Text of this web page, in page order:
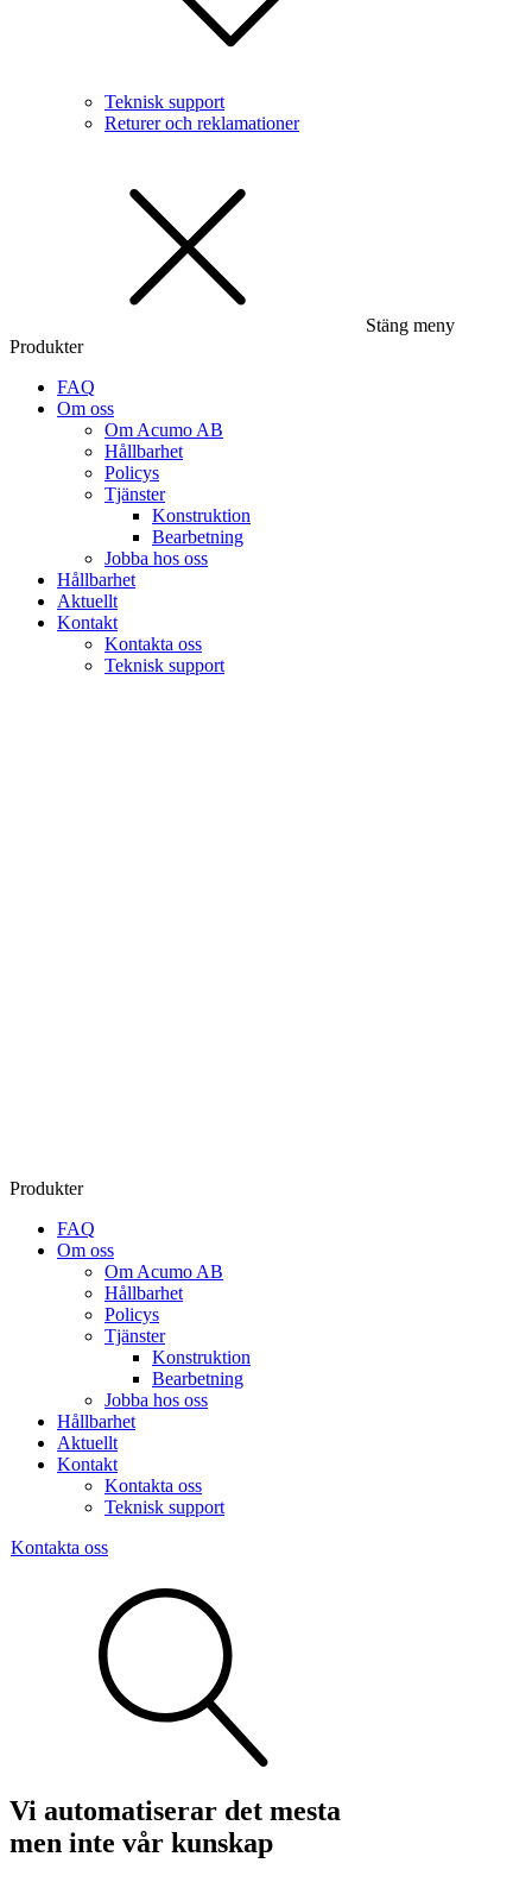
Teknisk support
Returer och reklamationer
Stäng meny
Produkter
FAQ
Om oss
Om Acumo AB
Hållbarhet
Policys
Tjänster
Konstruktion
Bearbetning
Jobba hos oss
Hållbarhet
Aktuellt
Kontakt
Kontakta oss
Teknisk support
Produkter
FAQ
Om oss
Om Acumo AB
Hållbarhet
Policys
Tjänster
Konstruktion
Bearbetning
Jobba hos oss
Hållbarhet
Aktuellt
Kontakt
Kontakta oss
Teknisk support
Kontakta oss
Se alla leverantörer
Vi hjälper gärna till!
Teknisk support
Vi automatiserar det mesta
men inte vår kunskap